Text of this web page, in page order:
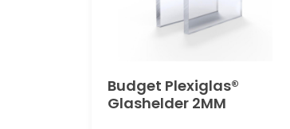
Budget Plexiglas®
Glashelder 2MM